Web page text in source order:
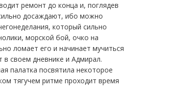
ремонт до конца и, поглядев
досаждают, ибо можно
который сильно
морской бой, очко на
ломает его и начинает мучиться
своем дневнике и Адмирал.
палатка посвятила некоторое
тягучем ритме проходит время